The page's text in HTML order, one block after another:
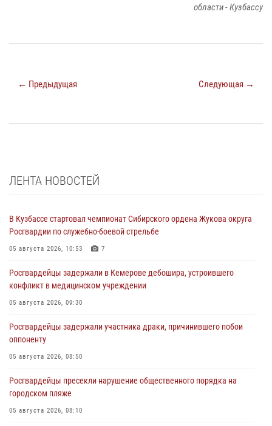
области - Кузбассу
← Предыдущая Следующая →
ЛЕНТА НОВОСТЕЙ
В Кузбассе стартовал чемпионат Сибирского ордена Жукова округа
Росгвардии по служебно-боевой стрельбе
05 августа 2026, 10:53 7
Росгвардейцы задержали в Кемерове дебошира, устроившего
конфликт в медицинском учреждении
05 августа 2026, 09:30
Росгвардейцы задержали участника драки, причинившего побои
оппоненту
05 августа 2026, 08:50
Росгвардейцы пресекли нарушение общественного порядка на
городском пляже
05 августа 2026, 08:10